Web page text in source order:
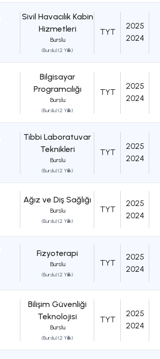
Sivil Havacılık Kabin
Hizmetleri
Burslu
(Burslu) (2 Yıllık)
TYT
2025
2024
Bilgisayar
Programcılığı
Burslu
(Burslu) (2 Yıllık)
TYT
2025
2024
Tıbbi Laboratuvar
Teknikleri
Burslu
(Burslu) (2 Yıllık)
TYT
2025
2024
Ağız ve Diş Sağlığı
Burslu
(Burslu) (2 Yıllık)
TYT
2025
2024
Fizyoterapi
Burslu
(Burslu) (2 Yıllık)
TYT
2025
2024
Bilişim Güvenliği
Teknolojisi
Burslu
(Burslu) (2 Yıllık)
TYT
2025
2024